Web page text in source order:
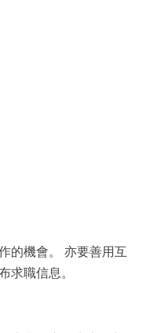
的機會。 亦要善用互
求職信息。